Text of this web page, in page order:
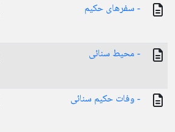
- سفرهای حکیم
- محیط سنائی
- وفات حکیم سنائی